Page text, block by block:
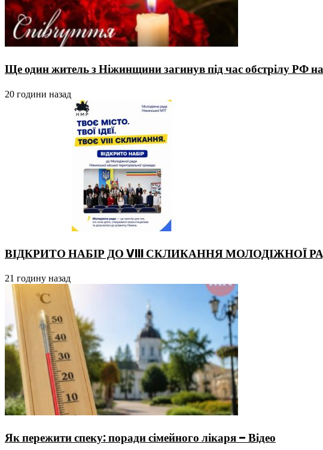
Ще один житель з Ніжинщини загинув під час обстрілу РФ на
20 години назад
ВІДКРИТО НАБІР ДО VIII СКЛИКАННЯ МОЛОДІЖНОЇ
21 годину назад
Як пережити спеку: поради сімейного лікаря – Відео